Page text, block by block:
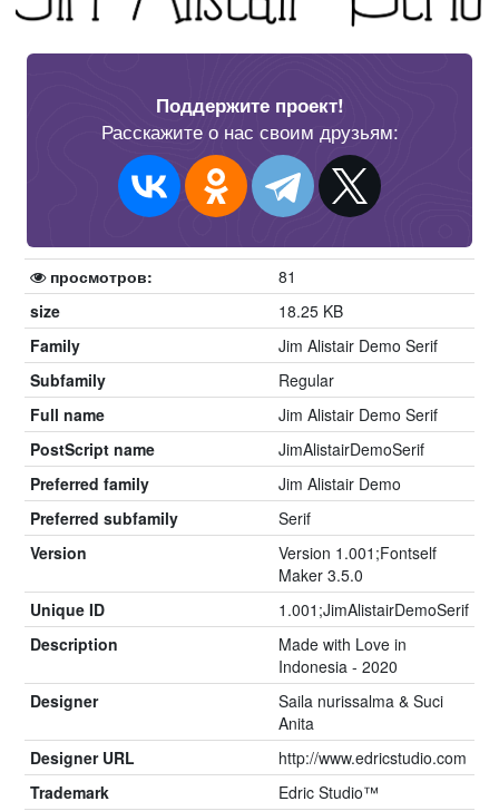
Поддержите проект!
Расскажите о нас своим друзьям:
просмотров:
81
size
18.25 KB
Family
Jim Alistair Demo Serif
Subfamily
Regular
Full name
Jim Alistair Demo Serif
PostScript name
JimAlistairDemoSerif
Preferred family
Jim Alistair Demo
Preferred subfamily
Serif
Version
Version 1.001;Fontself
Maker 3.5.0
Unique ID
1.001;JimAlistairDemoSerif
Description
Made with Love in
Indonesia - 2020
Designer
Saila nurissalma & Suci
Anita
Designer URL
http://www.edricstudio.com
Trademark
Edric Studio™